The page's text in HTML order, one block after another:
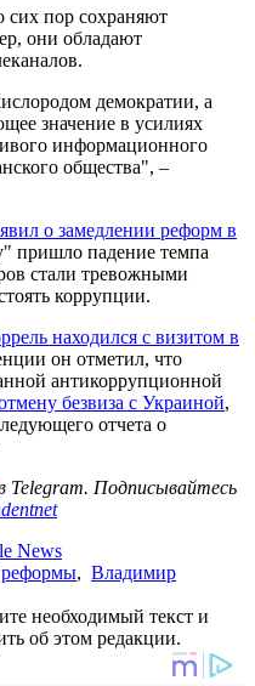
сих пор сохраняют
они обладают
демократии, а
значение в усилиях
информационного
общества", –
о замедлении реформ в
пришло падение темпа
стали тревожными
коррупции.
находился с визитом в
он отметил, что
антикоррупционной
безвиза с Украиной,
отчета о
Telegram. Подписывайтесь
News
реформы, Владимир
необходимый текст и
об этом редакции.